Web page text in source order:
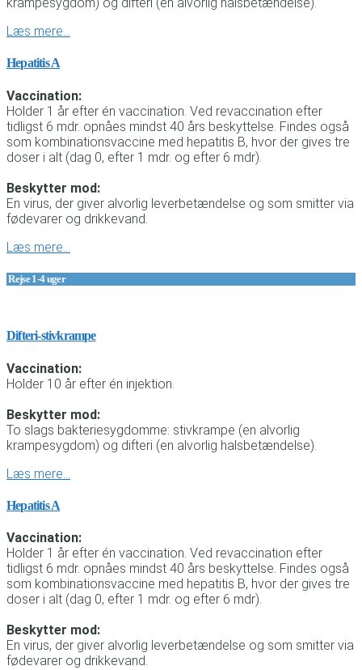
Læs mere…
Hepatitis A
Vaccination:
Holder 1 år efter én vaccination. Ved revaccination efter
tidligst 6 mdr. opnåes mindst 40 års beskyttelse. Findes også
som kombinationsvaccine med hepatitis B, hvor der gives tre
doser i alt (dag 0, efter 1 mdr. og efter 6 mdr).
Beskytter mod:
En virus, der giver alvorlig leverbetændelse og som smitter via
fødevarer og drikkevand.
Læs mere…
Rejse 1-4 uger
Difteri-stivkrampe
Vaccination:
Holder 10 år efter én injektion.
Beskytter mod:
To slags bakteriesygdomme: stivkrampe (en alvorlig
krampesygdom) og difteri (en alvorlig halsbetændelse).
Læs mere…
Hepatitis A
Vaccination:
Holder 1 år efter én vaccination. Ved revaccination efter
tidligst 6 mdr. opnåes mindst 40 års beskyttelse. Findes også
som kombinationsvaccine med hepatitis B, hvor der gives tre
doser i alt (dag 0, efter 1 mdr. og efter 6 mdr).
Beskytter mod:
En virus, der giver alvorlig leverbetændelse og som smitter via
fødevarer og drikkevand.